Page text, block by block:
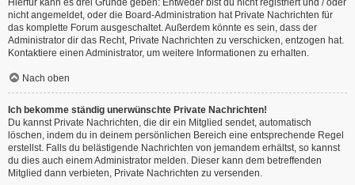
Hierfür kann es drei Gründe geben: Entweder bist du nicht registriert und / oder
nicht angemeldet, oder die Board-Administration hat Private Nachrichten für
das komplette Forum ausgeschaltet. Außerdem könnte es sein, dass der
Administrator dir das Recht, Private Nachrichten zu verschicken, entzogen hat.
Kontaktiere einen Administrator, um weitere Informationen zu erhalten.
Nach oben
Ich bekomme ständig unerwünschte Private Nachrichten!
Du kannst Private Nachrichten, die dir ein Mitglied sendet, automatisch
löschen, indem du in deinem persönlichen Bereich eine entsprechende Regel
erstellst. Falls du belästigende Nachrichten von jemandem erhältst, so kannst
du dies auch einem Administrator melden. Dieser kann dem betreffenden
Mitglied dann verbieten, Private Nachrichten zu versenden.